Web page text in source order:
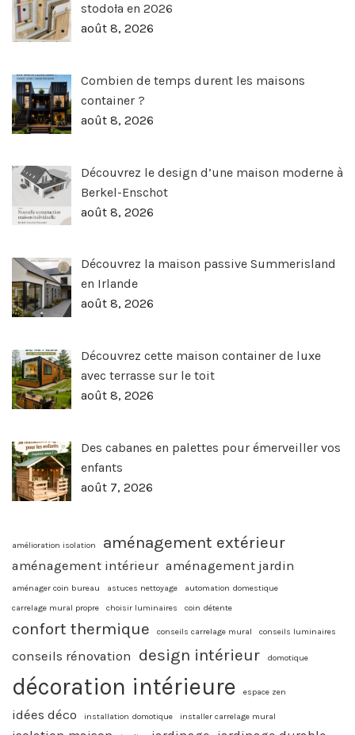
stodoła en 2026
août 8, 2026
Combien de temps durent les maisons
container ?
août 8, 2026
Découvrez le design d’une maison moderne à
Berkel-Enschot
août 8, 2026
Découvrez la maison passive Summerisland
en Irlande
août 8, 2026
Découvrez cette maison container de luxe
avec terrasse sur le toit
août 8, 2026
Des cabanes en palettes pour émerveiller vos
enfants
août 7, 2026
amélioration isolation aménagement extérieur
aménagement intérieur aménagement jardin
aménager coin bureau astuces nettoyage
automation domestique
carrelage mural propre
choisir luminaires coin détente
confort thermique conseils carrelage mural conseils luminaires
conseils rénovation design intérieur domotique
décoration intérieure espace zen
idées déco installation domotique installer carrelage mural